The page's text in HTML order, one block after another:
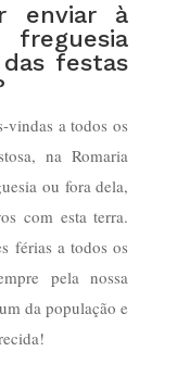
enviar à
festas
vindas a todos os
na Romaria
ou fora dela,
com esta terra.
férias a todos os
pela nossa
da população e